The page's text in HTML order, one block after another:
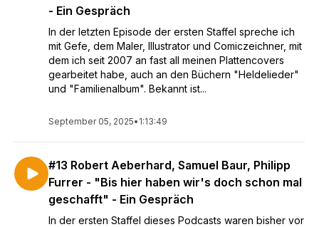
- Ein Gespräch
In der letzten Episode der ersten Staffel spreche ich
mit Gefe, dem Maler, Illustrator und Comiczeichner, mit
dem ich seit 2007 an fast all meinen Plattencovers
gearbeitet habe, auch an den Büchern "Heldelieder"
und "Familienalbum". Bekannt ist...
September 05, 2025• 1:13:49
#13 Robert Aeberhard, Samuel Baur, Philipp
Furrer - "Bis hier haben wir's doch schon mal
geschafft" - Ein Gespräch
In der ersten Staffel dieses Podcasts waren bisher vor